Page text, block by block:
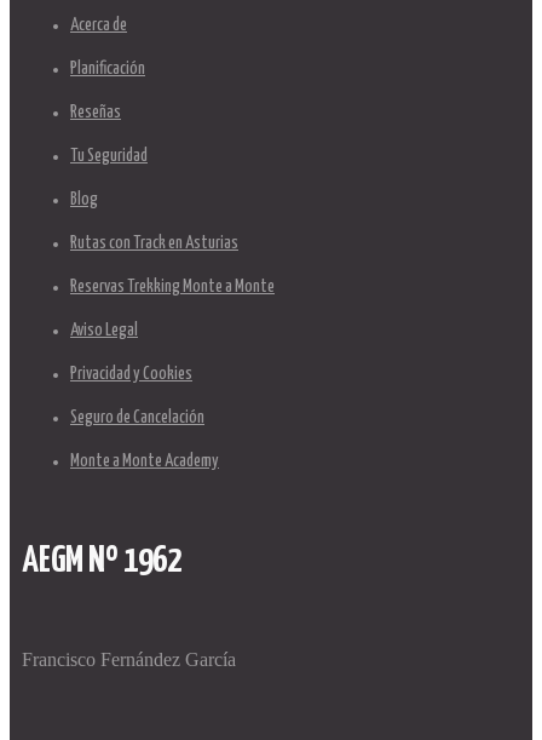
Acerca de
Planificación
Reseñas
Tu Seguridad
Blog
Rutas con Track en Asturias
Reservas Trekking Monte a Monte
Aviso Legal
Privacidad y Cookies
Seguro de Cancelación
Monte a Monte Academy
AEGM Nº 1962
Francisco Fernández García